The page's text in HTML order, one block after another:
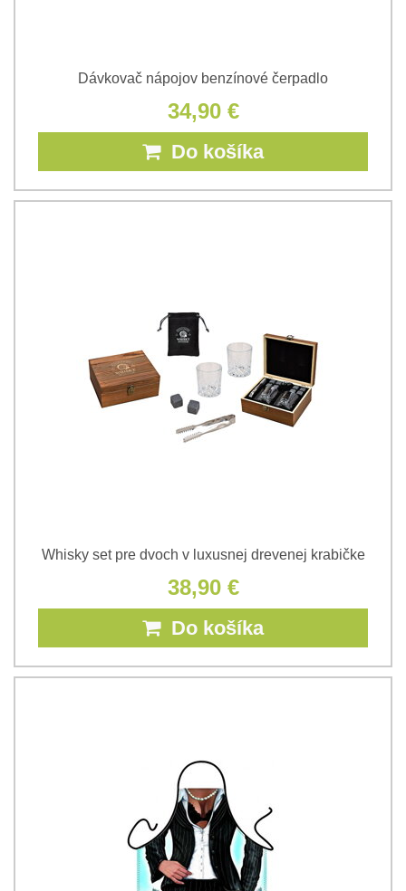
Dávkovač nápojov benzínové čerpadlo
34,90 €
Do košíka
Whisky set pre dvoch v luxusnej drevenej krabičke
38,90 €
Do košíka